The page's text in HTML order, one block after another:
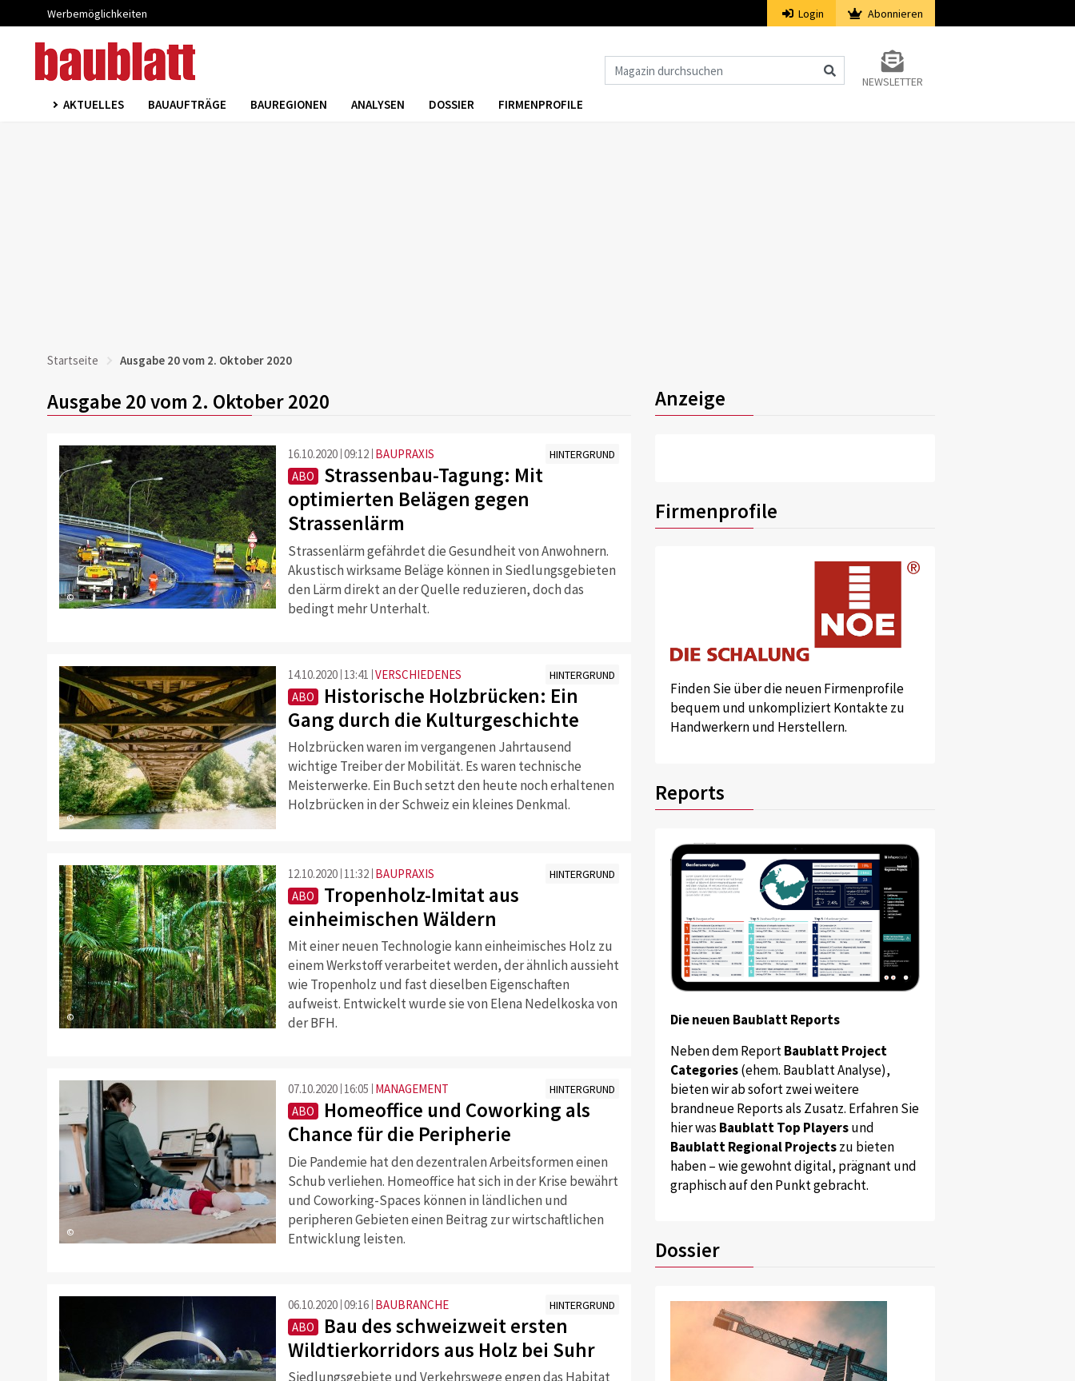
Werbemöglichkeiten Login Abonnieren
NEWSLETTER
AKTUELLES BAUAUFTRÄGE BAUREGIONEN ANALYSEN DOSSIER FIRMENPROFILE
Startseite Ausgabe 20 vom 2. Oktober 2020
Ausgabe 20 vom 2. Oktober 2020
©
16.10.2020 09:12 BAUPRAXIS HINTERGRUND
ABO
Strassenbau-Tagung: Mit
optimierten Belägen gegen
Strassenlärm
Strassenlärm gefährdet die Gesundheit von Anwohnern.
Akustisch wirksame Beläge können in Siedlungsgebieten
den Lärm direkt an der Quelle reduzieren, doch das
bedingt mehr Unterhalt.
©
14.10.2020 13:41 VERSCHIEDENES HINTERGRUND
ABO
Historische Holzbrücken: Ein
Gang durch die Kulturgeschichte
Holzbrücken waren im vergangenen Jahrtausend
wichtige Treiber der Mobilität. Es waren technische
Meisterwerke. Ein Buch setzt den heute noch erhaltenen
Holzbrücken in der Schweiz ein kleines Denkmal.
©
12.10.2020 11:32 BAUPRAXIS HINTERGRUND
ABO
Tropenholz-Imitat aus
einheimischen Wäldern
Mit einer neuen Technologie kann einheimisches Holz zu
einem Werkstoff verarbeitet werden, der ähnlich aussieht
wie Tropenholz und fast dieselben Eigenschaften
aufweist. Entwickelt wurde sie von Elena Nedelkoska von
der BFH.
©
07.10.2020 16:05 MANAGEMENT HINTERGRUND
ABO
Homeoffice und Coworking als
Chance für die Peripherie
Die Pandemie hat den dezentralen Arbeitsformen einen
Schub verliehen. Homeoffice hat sich in der Krise bewährt
und Coworking-Spaces können in ländlichen und
peripheren Gebieten einen Beitrag zur wirtschaftlichen
Entwicklung leisten.
06.10.2020 09:16 BAUBRANCHE HINTERGRUND
ABO
Bau des schweizweit ersten
Wildtierkorridors aus Holz bei Suhr
Siedlungsgebiete und Verkehrswege engen das Habitat
Anzeige
Firmenprofile
Finden Sie über die neuen Firmenprofile
bequem und unkompliziert Kontakte zu
Handwerkern und Herstellern.
Reports
Die neuen Baublatt Reports
Neben dem ReportBaublatt Project
Categories(ehem. Baublatt Analyse),
bieten wir ab sofort zwei weitere
brandneue Reports als Zusatz. Erfahren Sie
hier was Baublatt Top Playersund
Baublatt Regional Projectszu bieten
haben – wie gewohnt digital, prägnant und
graphisch auf den Punkt gebracht.
Dossier